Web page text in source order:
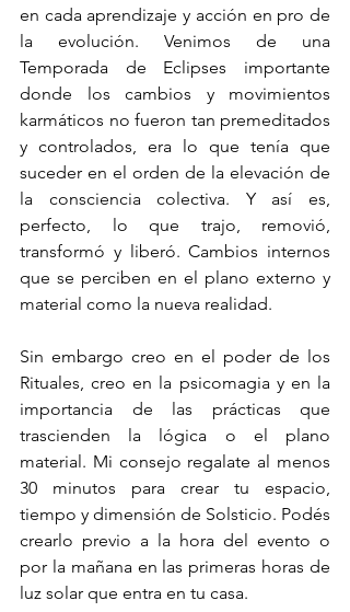
en cada aprendizaje y acción en pro de
la evolución. Venimos de una
Temporada de Eclipses importante
donde los cambios y movimientos
karmáticos no fueron tan premeditados
y controlados, era lo que tenía que
suceder en el orden de la elevación de
la consciencia colectiva. Y así es,
perfecto, lo que trajo, removió,
transformó y liberó. Cambios internos
que se perciben en el plano externo y
material como la nueva realidad.
Sin embargo creo en el poder de los
Rituales, creo en la psicomagia y en la
importancia de las prácticas que
trascienden la lógica o el plano
material. Mi consejo regalate al menos
30 minutos para crear tu espacio,
tiempo y dimensión de Solsticio. Podés
crearlo previo a la hora del evento o
por la mañana en las primeras horas de
luz solar que entra en tu casa.